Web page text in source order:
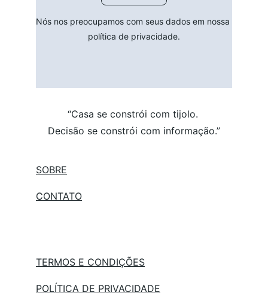
SOBRE
CONTATO
“Casa se constrói com tijolo.
Decisão se constrói com informação.”
TERMOS E CONDIÇÕES
POLÍTICA DE PRIVACIDADE
Nós nos preocupamos com seus dados em nossa
política de privacidade.